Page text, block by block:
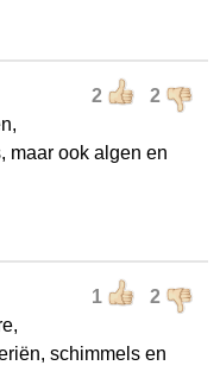
2 2
maar ook algen en
1 2
schimmels en